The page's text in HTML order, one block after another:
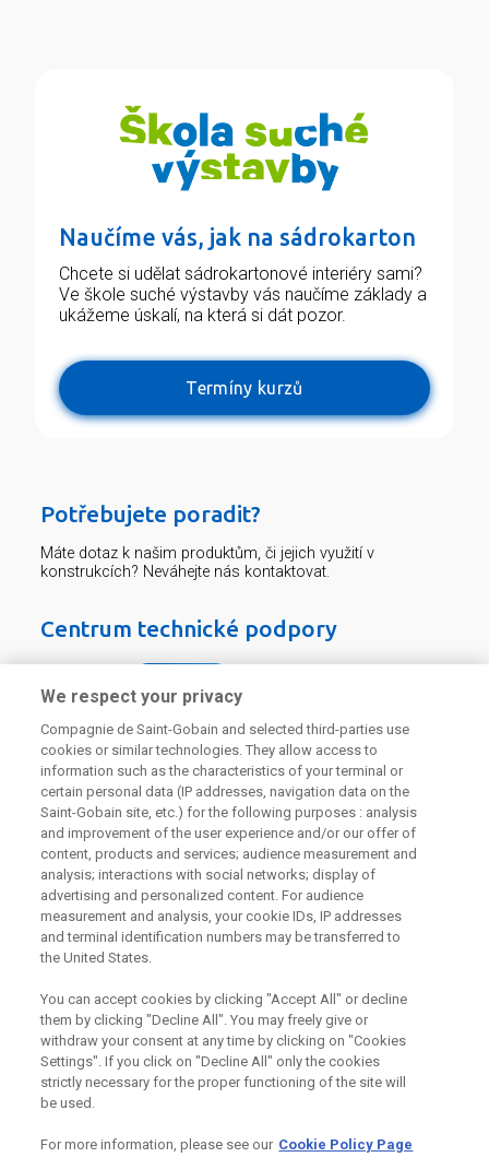
Naučíme vás, jak na sádrokarton
Chcete si udělat sádrokartonové interiéry sami?
Ve škole suché výstavby vás naučíme základy a
ukážeme úskalí, na která si dát pozor.
Termíny kurzů
Potřebujete poradit?
Máte dotaz k našim produktům, či jejich využití v
konstrukcích? Neváhejte nás kontaktovat.
Centrum technické podpory
Odebírejte náš newsletter
Užitečné odkazy
Právní Podmínky
Souhlas se zpracováním osobních údajů k marketingovým
účelům
Saint-Gobain Construction Products
Praha 8, Smrčkova 2485/4, PSČ 180
We respect your privacy
Compagnie de Saint-Gobain and selected third-parties use
cookies or similar technologies. They allow access to
information such as the characteristics of your terminal or
certain personal data (IP addresses, navigation data on the
Saint-Gobain site, etc.) for the following purposes : analysis
and improvement of the user experience and/or our offer of
content, products and services; audience measurement and
analysis; interactions with social networks; display of
advertising and personalized content. For audience
measurement and analysis, your cookie IDs, IP addresses
and terminal identification numbers may be transferred to
the United States.
You can accept cookies by clicking "Accept All" or decline
them by clicking "Decline All". You may freely give or
withdraw your consent at any time by clicking on "Cookies
Settings". If you click on "Decline All" only the cookies
strictly necessary for the proper functioning of the site will
be used.
For more information, please see our Cookie Policy Page